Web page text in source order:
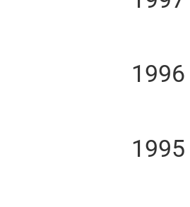
1996
1995